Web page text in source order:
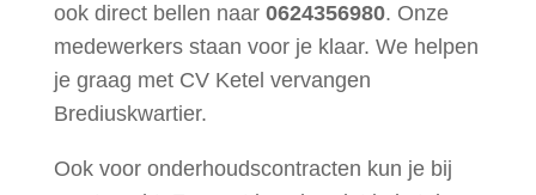
ook direct bellen naar 0624356980. Onze
medewerkers staan voor je klaar. We helpen
je graag met CV Ketel vervangen
Brediuskwartier.
Ook voor onderhoudscontracten kun je bij